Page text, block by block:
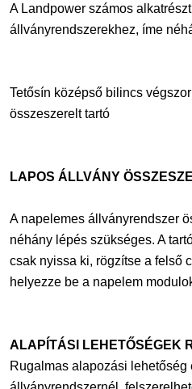
A Landpower számos
állványrendszerekhez, íme
Tetősín középső bilincs
összeszerelt tartó
LAPOS ÁLLVÁNY
A napelemes állványrendszer
néhány lépés szükséges. A
csak nyissa ki, rögzítse a felső
helyezze be a napelem
ALAPÍTÁSI LEHETŐSÉGEK
Rugalmas alapozási lehetőség